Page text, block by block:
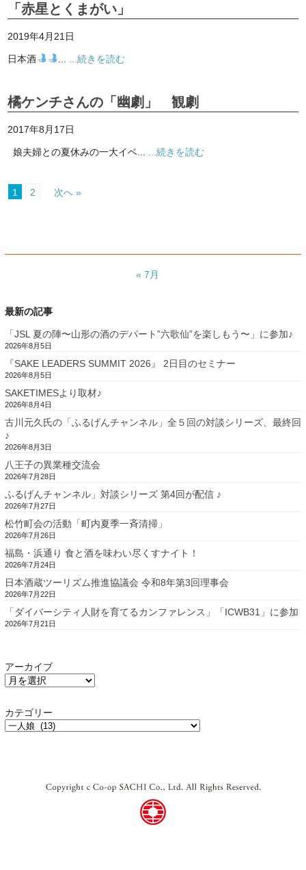
「赤星とくまがい」
2019年4月21日
日本酒 ...続きを読む
橘ケンチさんの「幽劇」 観劇
2017年8月17日
娘夫婦との夏休みの一大イベ... ...続きを読む
1 2 次へ »
« 7月
最新の記事
「JSL 夏の陣〜山形の酒のデパート”六歌仙”を楽しもう〜」に参加♪
2026年8月5日
『SAKE LEADERS SUMMIT 2026』 2日目のセミナー
2026年8月5日
SAKETIMESより取材♪
2026年8月4日
古川元久氏の「ふるげんチャンネル」全５回の対談シリーズ、最終回
♪
2026年8月3日
八王子の異業種交流会
2026年7月28日
ふるげんチャンネル」対談シリーズ 第4回が配信 ♪
2026年7月27日
松竹町会の活動「町内夏季一斉清掃」
2026年7月26日
福島・浜通り 食と酒を味わい尽くすナイト！
2026年7月24日
日本酒蔵ツーリズム推進協議会 令和8年第3回理事会
2026年7月22日
「ダイバーシティ人財を育てるカンファレンス」「ICWB31」に参加
2026年7月21日
アーカイブ
カテゴリー